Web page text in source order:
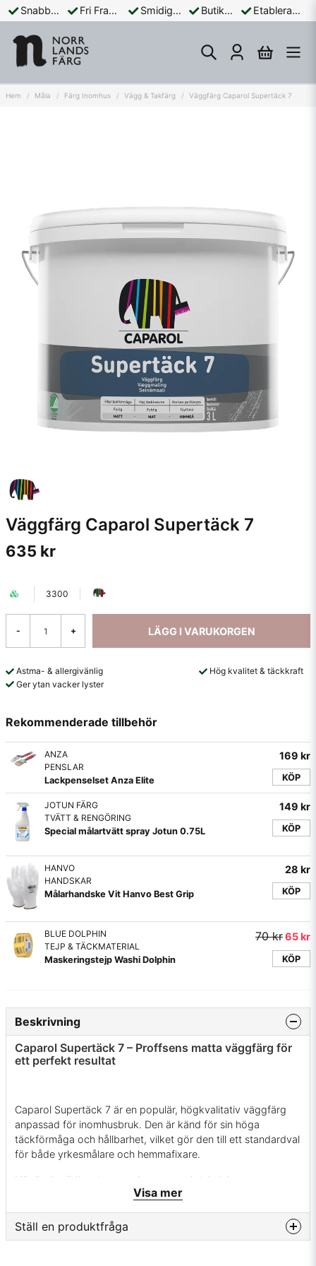
Snabba Leveranser Fri Frakt Över 899:- Smidiga Betalningar Butik och Online Etablerad Sedan 1965
Hem Måla Färg Inomhus Vägg & Takfärg Väggfärg Caparol Supertäck 7
Väggfärg Caparol Supertäck 7
635 kr
3300
- + LÄGG I VARUKORGEN
Astma- & allergivänlig
Hög kvalitet & täckkraft
Ger ytan vacker lyster
Rekommenderade tillbehör
ANZA
PENSLAR
Lackpenselset Anza Elite
169 kr
KÖP
JOTUN FÄRG
TVÄTT & RENGÖRING
Special målartvätt spray Jotun 0.75L
149 kr
KÖP
HANVO
HANDSKAR
Målarhandske Vit Hanvo Best Grip
28 kr
KÖP
BLUE DOLPHIN
TEJP & TÄCKMATERIAL
Maskeringstejp Washi Dolphin
70 kr65 kr
KÖP
Beskrivning
Caparol Supertäck 7 – Proffsens matta väggfärg för
ett perfekt resultat
Caparol Supertäck 7 är en populär, högkvalitativ väggfärg
anpassad för inomhusbruk. Den är känd för sin höga
täckförmåga och hållbarhet, vilket gör den till ett standardval
för både yrkesmålare och hemmafixare.
Här är de viktigaste egenskaperna och tekniska
Huvudegenskaper Glansvärde: 7 (Matt). Den ger en sober,
matt yta som är mjuk för ögat men ändå tålig.
Visa mer
Ställ en produktfråga